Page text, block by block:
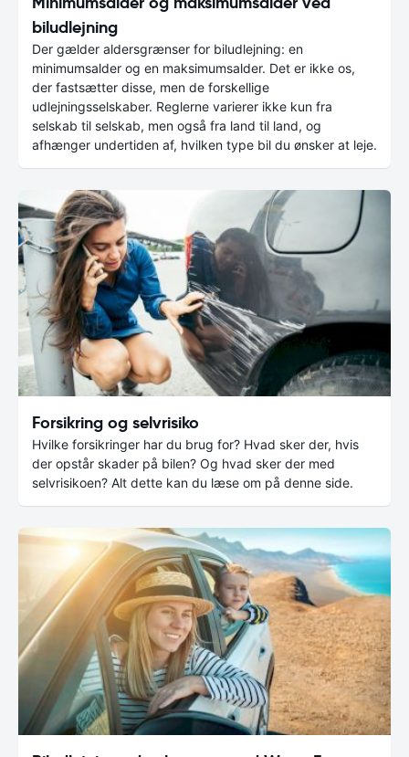
biludlejning
Der gælder aldersgrænser for biludlejning: en
minimumsalder og en maksimumsalder. Det er ikke os,
der fastsætter disse, men de forskellige
udlejningsselskaber. Reglerne varierer ikke kun fra
selskab til selskab, men også fra land til land, og
afhænger undertiden af, hvilken type bil du ønsker at leje.
Forsikring og selvrisiko
Hvilke forsikringer har du brug for? Hvad sker der, hvis
der opstår skader på bilen? Og hvad sker der med
selvrisikoen? Alt dette kan du læse om på denne side.